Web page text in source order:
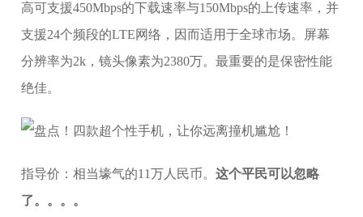
高可支援450Mbps的下载速率与150Mbps的上传速率，并
支援24个频段的LTE网络，因而适用于全球市场。屏幕
分辨率为2k，镜头像素为2380万。最重要的是保密性能
绝佳。
指导价：相当壕气的11万人民币。这个平民可以忽略
了。。。。